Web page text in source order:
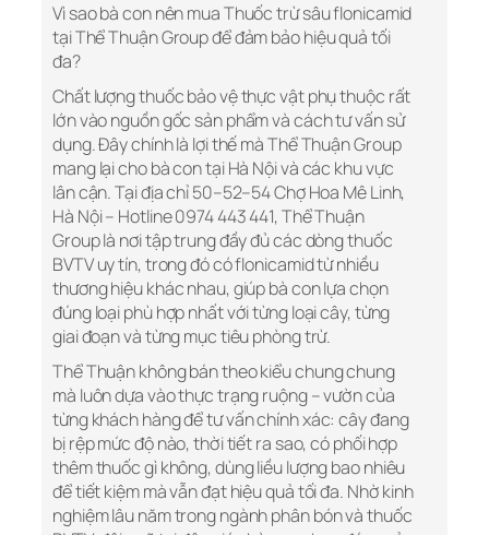
Vì sao bà con nên mua Thuốc trừ sâu flonicamid
tại Thể Thuận Group để đảm bảo hiệu quả tối
đa?
Chất lượng thuốc bảo vệ thực vật phụ thuộc rất
lớn vào nguồn gốc sản phẩm và cách tư vấn sử
dụng. Đây chính là lợi thế mà Thể Thuận Group
mang lại cho bà con tại Hà Nội và các khu vực
lân cận. Tại địa chỉ 50–52–54 Chợ Hoa Mê Linh,
Hà Nội – Hotline 0974 443 441, Thể Thuận
Group là nơi tập trung đầy đủ các dòng thuốc
BVTV uy tín, trong đó có flonicamid từ nhiều
thương hiệu khác nhau, giúp bà con lựa chọn
đúng loại phù hợp nhất với từng loại cây, từng
giai đoạn và từng mục tiêu phòng trừ.
Thể Thuận không bán theo kiểu chung chung
mà luôn dựa vào thực trạng ruộng – vườn của
từng khách hàng để tư vấn chính xác: cây đang
bị rệp mức độ nào, thời tiết ra sao, có phối hợp
thêm thuốc gì không, dùng liều lượng bao nhiêu
để tiết kiệm mà vẫn đạt hiệu quả tối đa. Nhờ kinh
nghiệm lâu năm trong ngành phân bón và thuốc